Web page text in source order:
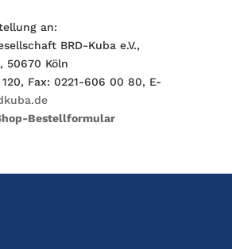
an:
BRD-Kuba e.V.,
50670 Köln
Fax: 0221-606 00 80, E-
Bestellformular